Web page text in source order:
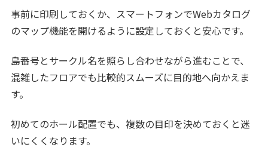
事前に印刷しておくか、スマートフォンでWebカタログ
のマップ機能を開けるように設定しておくと安心です。
島番号とサークル名を照らし合わせながら進むことで、
混雑したフロアでも比較的スムーズに目的地へ向かえま
す。
初めてのホール配置でも、複数の目印を決めておくと迷
いにくくなります。